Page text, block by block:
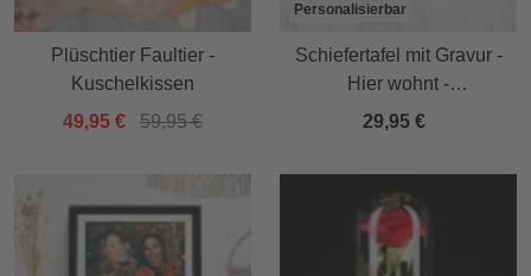
Plüschtier Faultier -
Kuschelkissen
49,95 €
59,95 €
Personalisierbar
Schiefertafel mit Gravur -
Hier wohnt -
personalisiert
29,95 €